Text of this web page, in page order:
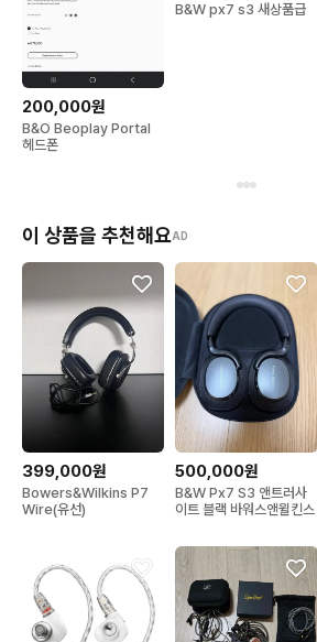
200,000원
B&O Beoplay Portal
헤드폰
B&W px7 s3 새상품급
이 상품을 추천해요AD
399,000원
Bowers&Wilkins P7
Wire(유선)
500,000원
B&W Px7 S3 앤트러사
이트 블랙 바워스앤윌킨스